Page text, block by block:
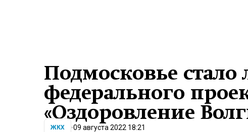
Подмосковье стало
федерального
«Оздоровление
ЖКХ 09 августа 2022 18:21